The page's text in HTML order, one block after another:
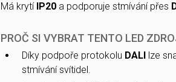
Má krytí IP20 a podporuje stmívání přes
PROČ SI VYBRAT TENTO LED
Díky podpoře protokolu DALI lze
stmívání svítidel.